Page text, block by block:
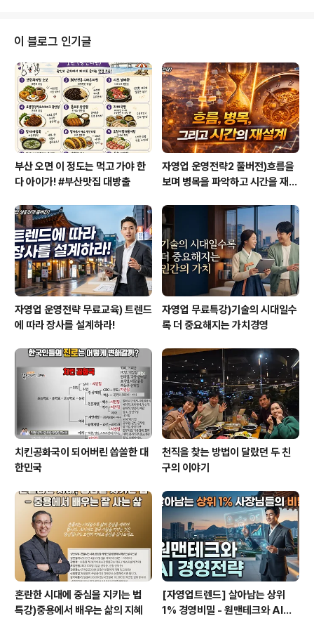
행복한 감정만 담겨 있는 것이 아니란 사실을 알 것이다. 오
랜 기다림과 지루함, 그리고 어느 정도의 고통을 감수해야
만 여행의 즐거움을 누릴 수 있다는 것을. 태국 푸켓으로 가
족여행을 떠났다. 방학이라 부산에 와서 출발한 덕분에 직
항편이 없어 대중교통을 이용해 인천공항으로 향했다. 아
내 회사에서 제공한 무료 버스가 ..
이 블로그 인기글
부산 오면 이 정도는 먹고 가야 한
다 아이가! #부산맛집 대방출
자영업 운영전략2 풀버전)흐름을
보며 병목을 파악하고 시간을 재설
자영업 운영전략 무료교육) 트렌드
에 따라 장사를 설계하라!
자영업 무료특강)기술의 시대일수
록 더 중요해지는 가치경영
치킨공화국이 되어버린 씁쓸한 대
한민국
천직을 찾는 방법이 달랐던 두 친
구의 이야기
혼란한 시대에 중심을 지키는 법
특강)중용에서 배우는 삶의 지혜
[자영업트렌드] 살아남는 상위
1% 경영비밀 - 원맨테크와 AI경